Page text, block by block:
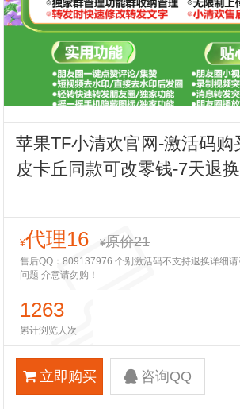
苹果TF小清欢官网-激活码购
皮卡丘同款可改零钱-7天退换
¥代理16 ¥原价21
售后QQ：809137976 个别激活码不支持退换详细
问题 介意请勿购！
1263
累计浏览人次
立即购买 咨询QQ